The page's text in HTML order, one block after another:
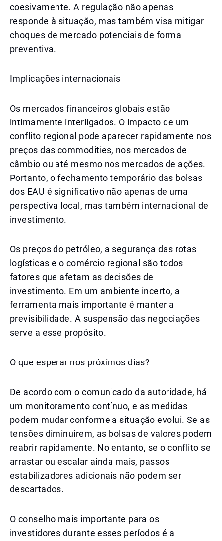
coesivamente. A regulação não apenas
responde à situação, mas também visa mitigar
choques de mercado potenciais de forma
preventiva.
Implicações internacionais
Os mercados financeiros globais estão
intimamente interligados. O impacto de um
conflito regional pode aparecer rapidamente nos
preços das commodities, nos mercados de
câmbio ou até mesmo nos mercados de ações.
Portanto, o fechamento temporário das bolsas
dos EAU é significativo não apenas de uma
perspectiva local, mas também internacional de
investimento.
Os preços do petróleo, a segurança das rotas
logísticas e o comércio regional são todos
fatores que afetam as decisões de
investimento. Em um ambiente incerto, a
ferramenta mais importante é manter a
previsibilidade. A suspensão das negociações
serve a esse propósito.
O que esperar nos próximos dias?
De acordo com o comunicado da autoridade, há
um monitoramento contínuo, e as medidas
podem mudar conforme a situação evolui. Se as
tensões diminuírem, as bolsas de valores podem
reabrir rapidamente. No entanto, se o conflito se
arrastar ou escalar ainda mais, passos
estabilizadores adicionais não podem ser
descartados.
O conselho mais importante para os
investidores durante esses períodos é a